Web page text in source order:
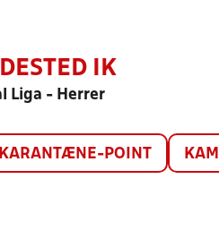
IK
Liga - Herrer
KARANTÆNE-POINT